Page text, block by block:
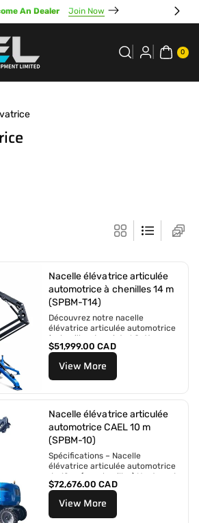
An Dealer Join Now
0
RTI
CL
Nacelle élévatrice articulée
automotrice à chenilles 14 m
(SPBM-T14)
Découvrez notre nacelle
élévatrice articulée automotrice
à chenilles de pointe ! Cette
solution de levage innovante et
P
r
x
g
u
l
i
e
r
$51,999.00 CAD
View More
Nacelle élévatrice articulée
automotrice CAEL 10 m
(SPBM-10)
Spécifications – Nacelle
élévatrice articulée automotrice
de 10 m (sur chenilles) Hauteur de
travail maximale : 10 m...
P
r
x
$72,676.00 CAD
View More